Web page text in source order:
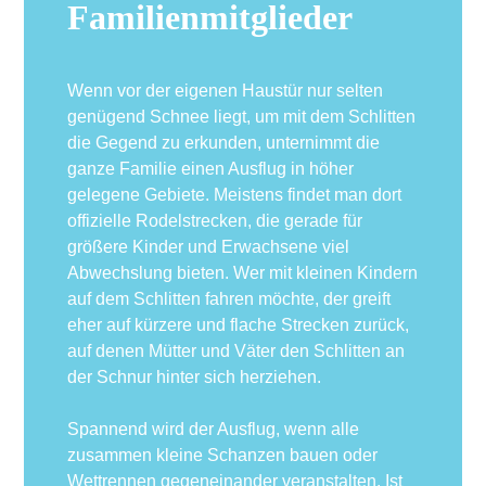
Familienmitglieder
Wenn vor der eigenen Haustür nur selten
genügend Schnee liegt, um mit dem Schlitten
die Gegend zu erkunden, unternimmt die
ganze Familie einen Ausflug in höher
gelegene Gebiete. Meistens findet man dort
offizielle Rodelstrecken, die gerade für
größere Kinder und Erwachsene viel
Abwechslung bieten. Wer mit kleinen Kindern
auf dem Schlitten fahren möchte, der greift
eher auf kürzere und flache Strecken zurück,
auf denen Mütter und Väter den Schlitten an
der Schnur hinter sich herziehen.
Spannend wird der Ausflug, wenn alle
zusammen kleine Schanzen bauen oder
Wettrennen gegeneinander veranstalten. Ist